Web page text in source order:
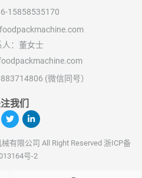
15858535170
：董女士
(微信同号）
我们
有限公司 All Right Reserved 浙ICP备
号-2